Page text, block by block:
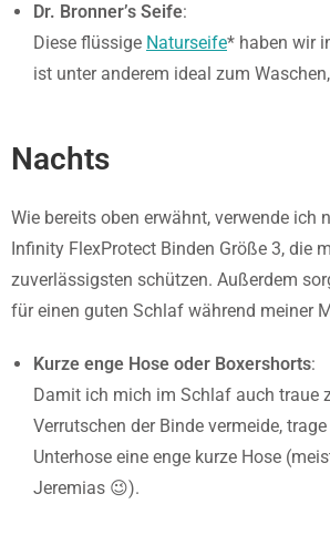
Dr. Bronner’s Seife:
Diese flüssige Naturseife* haben wir
ist unter anderem ideal zum
Nachts
Wie bereits oben erwähnt, verwende ich
Infinity FlexProtect Binden Größe 3, die
zuverlässigsten schützen. Außerdem
für einen guten Schlaf während meiner
Kurze enge Hose oder Boxershorts:
Damit ich mich im Schlaf auch traue
Verrutschen der Binde vermeide,
Unterhose eine enge kurze Hose
Jeremias 😉).